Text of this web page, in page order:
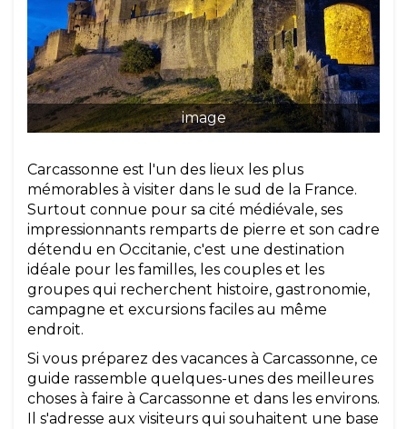
image
Carcassonne est l'un des lieux les plus
mémorables à visiter dans le sud de la France.
Surtout connue pour sa cité médiévale, ses
impressionnants remparts de pierre et son cadre
détendu en Occitanie, c'est une destination
idéale pour les familles, les couples et les
groupes qui recherchent histoire, gastronomie,
campagne et excursions faciles au même
endroit.
Si vous préparez des vacances à Carcassonne, ce
guide rassemble quelques-unes des meilleures
choses à faire à Carcassonne et dans les environs.
Il s'adresse aux visiteurs qui souhaitent une base